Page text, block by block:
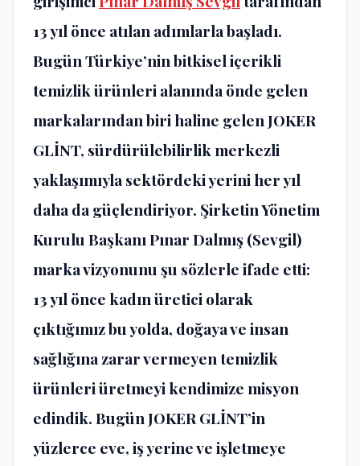
13 yıl önce atılan adımlarla başladı.
Bugün Türkiye’nin bitkisel içerikli
temizlik ürünleri alanında önde gelen
markalarından biri haline gelen JOKER
GLİNT, sürdürülebilirlik merkezli
yaklaşımıyla sektördeki yerini her yıl
daha da güçlendiriyor. Şirketin Yönetim
Kurulu Başkanı Pınar Dalmış (Sevgil)
marka vizyonunu şu sözlerle ifade etti:
⁠13 yıl önce kadın üretici olarak
çıktığımız bu yolda, doğaya ve insan
sağlığına zarar vermeyen temizlik
ürünleri üretmeyi kendimize misyon
edindik. Bugün JOKER GLİNT’in
yüzlerce eve, iş yerine ve işletmeye